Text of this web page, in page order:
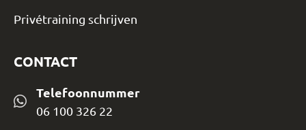
Privétraining schrijven
CONTACT
Telefoonnummer
06 100 326 22